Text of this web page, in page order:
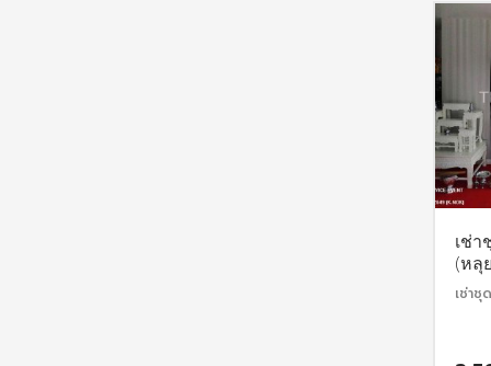
เช่
(หลุ
เช่า